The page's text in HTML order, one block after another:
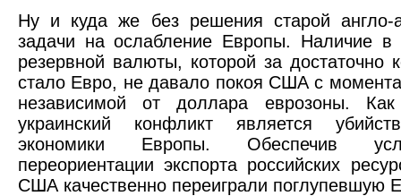
Ну и куда же без решения старой англо-
задачи на ослабление Европы. Наличие в
резервной валюты, которой за достаточно
стало Евро, не давало покоя США с момента
независимой от доллара еврозоны.
украинский конфликт является
экономики Европы. Обеспечив
переориентации экспорта российских
США качественно переиграли поглупевшую